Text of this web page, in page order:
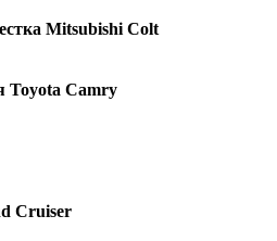
Mitsubishi Colt
Toyota Camry
Cruiser